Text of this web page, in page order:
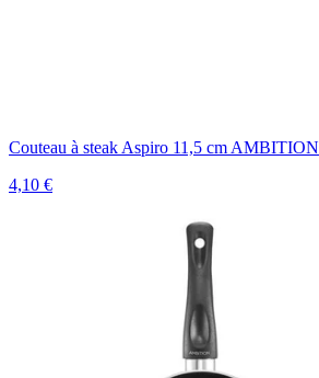
Couteau à steak Aspiro 11,5 cm AMBITION
4,10 €